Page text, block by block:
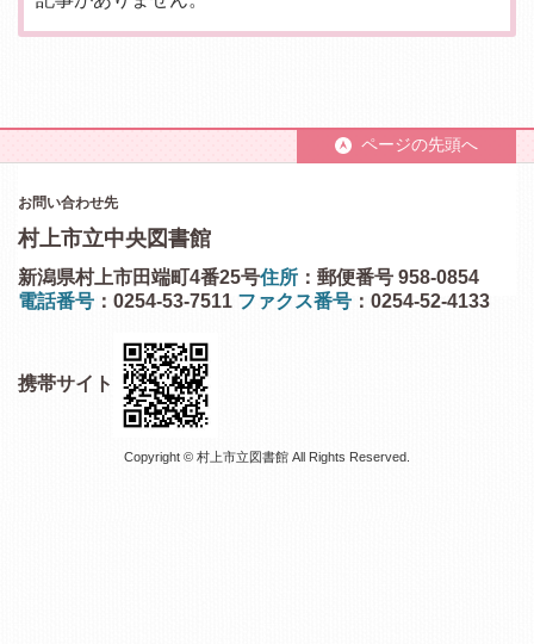
ページの先頭へ
お問い合わせ先
村上市立中央図書館
住所 ：郵便番号 958-0854
新潟県村上市田端町4番25号
電話番号 ：0254-53-7511 ファクス番号 ：0254-52-4133
携帯サイト
Copyright © 村上市立図書館 All Rights Reserved.